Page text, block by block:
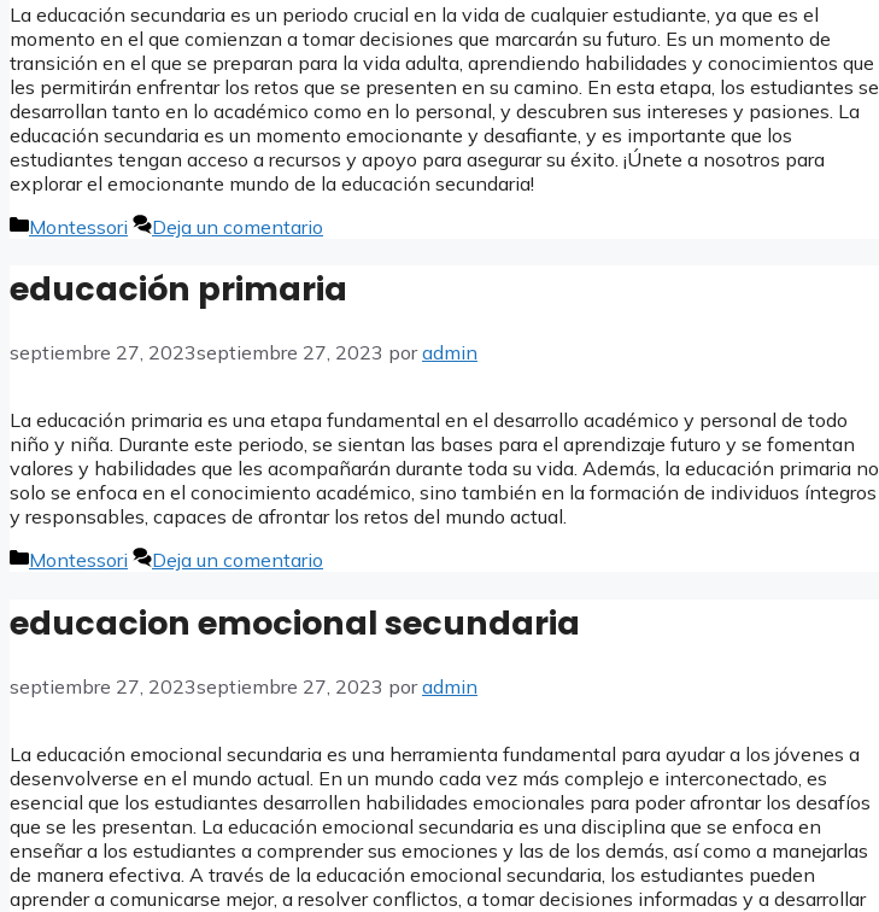
La educación secundaria es un periodo crucial en la vida de cualquier estudiante, ya que es el
momento en el que comienzan a tomar decisiones que marcarán su futuro. Es un momento de
transición en el que se preparan para la vida adulta, aprendiendo habilidades y conocimientos que
les permitirán enfrentar los retos que se presenten en su camino. En esta etapa, los estudiantes se
desarrollan tanto en lo académico como en lo personal, y descubren sus intereses y pasiones. La
educación secundaria es un momento emocionante y desafiante, y es importante que los
estudiantes tengan acceso a recursos y apoyo para asegurar su éxito. ¡Únete a nosotros para
explorar el emocionante mundo de la educación secundaria!
Categorías
Montessori Deja un comentario
educación primaria
septiembre 27, 2023septiembre 27, 2023 poradmin
La educación primaria es una etapa fundamental en el desarrollo académico y personal de todo
niño y niña. Durante este periodo, se sientan las bases para el aprendizaje futuro y se fomentan
valores y habilidades que les acompañarán durante toda su vida. Además, la educación primaria no
solo se enfoca en el conocimiento académico, sino también en la formación de individuos íntegros
y responsables, capaces de afrontar los retos del mundo actual.
Categorías
Montessori Deja un comentario
educacion emocional secundaria
septiembre 27, 2023septiembre 27, 2023 poradmin
La educación emocional secundaria es una herramienta fundamental para ayudar a los jóvenes a
desenvolverse en el mundo actual. En un mundo cada vez más complejo e interconectado, es
esencial que los estudiantes desarrollen habilidades emocionales para poder afrontar los desafíos
que se les presentan. La educación emocional secundaria es una disciplina que se enfoca en
enseñar a los estudiantes a comprender sus emociones y las de los demás, así como a manejarlas
de manera efectiva. A través de la educación emocional secundaria, los estudiantes pueden
aprender a comunicarse mejor, a resolver conflictos, a tomar decisiones informadas y a desarrollar